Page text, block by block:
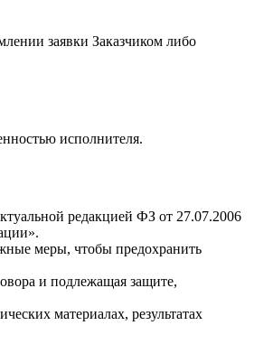
заявки Заказчиком либо
исполнителя.
редакцией ФЗ от 27.07.2006
меры, чтобы предохранить
и подлежащая защите,
материалах, результатах